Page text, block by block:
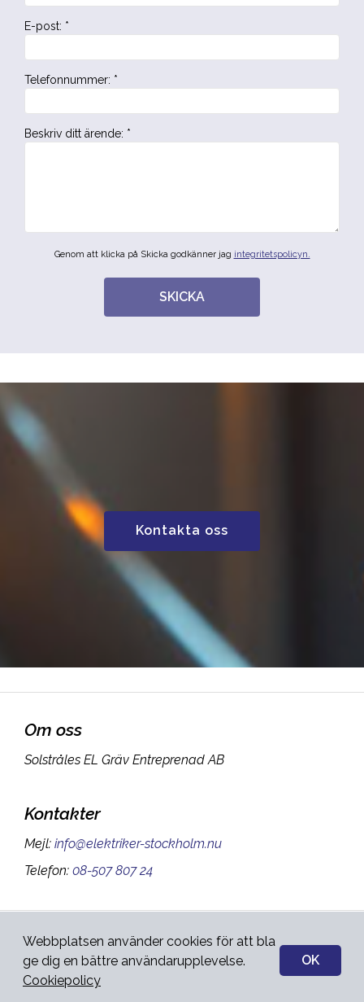
Webbplatsen använder cookies för att bla
ge dig en bättre användarupplevelse.
Cookiepolicy
OK
E-post: *
Telefonnummer: *
Beskriv ditt ärende: *
Genom att klicka på Skicka godkänner jag integritetspolicyn.
SKICKA
Kontakta oss
Om oss
Solstråles EL Gräv Entreprenad AB
Kontakter
Mejl: info@elektriker-stockholm.nu
Telefon: 08-507 807 24
Integritetspolicy &
Cookies
Sidan ägs och administreras